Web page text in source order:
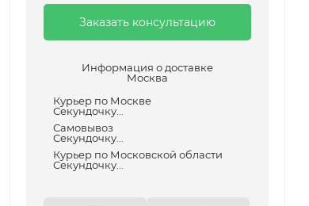
Заказать консультацию
Информация о доставке
Москва
Курьер по Москве
Секундочку...
Самовывоз
Секундочку...
Курьер по Московской области
Секундочку...